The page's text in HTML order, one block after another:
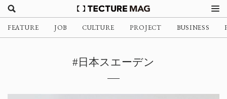
FEATURE JOB CULTURE PROJECT BUSINESS
#日本スエーデン